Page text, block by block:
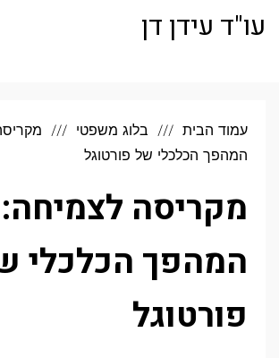
עו"ד עידן דן
עמוד הבית בלוג משפטי
המהפך הכלכלי של פורטוגל
מקריסה לצמיחה:
המהפך הכלכלי
פורטוגל